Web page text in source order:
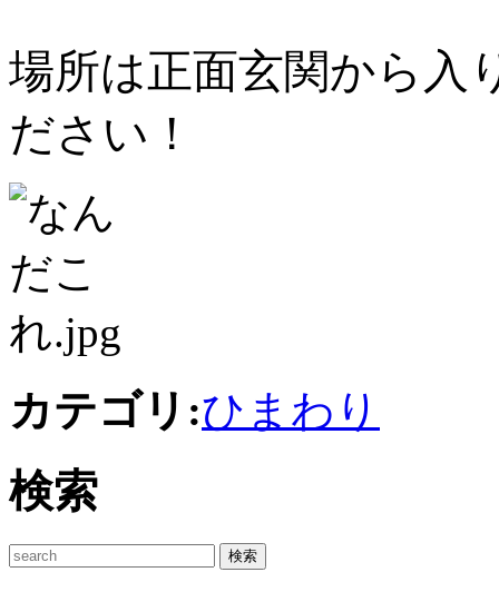
場所は正面玄関から入
ださい！
カテゴリ:ひまわり
検索